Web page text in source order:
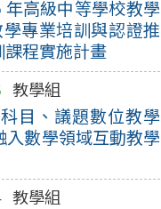
年高級中等學校教學
專業培訓與認證推
程實施計畫
教學組
目、議題數位教學
入數學領域互動教學
教學組